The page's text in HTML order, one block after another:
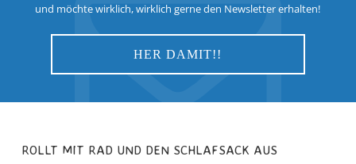
und möchte wirklich, wirklich gerne den Newsletter erhalten!
ROLLT MIT RAD UND DEN SCHLAFSACK AUS